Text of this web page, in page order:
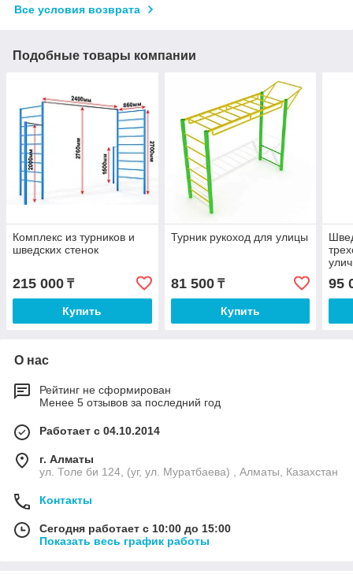
Все условия возврата
Подобные товары компании
Комплекс из турников и
шведских стенок
215 000 ₸
Купить
Турник рукоход для улицы
81 500₸
Купить
95
О нас
Рейтинг не сформирован
Менее 5 отзывов за последний год
Работает с 04.10.2014
г. Алматы
ул. Толе би 124, (уг, ул. Муратбаева) , Алматы, Казахстан
Контакты
Сегодня работает с 10:00 до 15:00
Показать весь график работы